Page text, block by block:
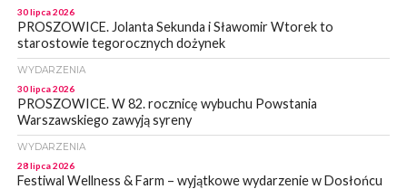
30 lipca 2026
PROSZOWICE. Jolanta Sekunda i Sławomir Wtorek to
starostowie tegorocznych dożynek
WYDARZENIA
30 lipca 2026
PROSZOWICE. W 82. rocznicę wybuchu Powstania
Warszawskiego zawyją syreny
WYDARZENIA
28 lipca 2026
Festiwal Wellness & Farm – wyjątkowe wydarzenie w Dosłońcu